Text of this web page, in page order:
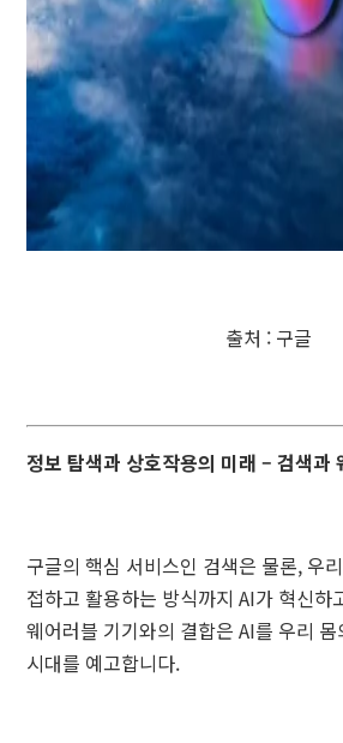
출처 : 구글
정보 탐색과 상호작용의 미래 – 검색과
구글의 핵심 서비스인 검색은 물론, 우
접하고 활용하는 방식까지 AI가 혁신하
웨어러블 기기와의 결합은 AI를 우리
시대를 예고합니다.